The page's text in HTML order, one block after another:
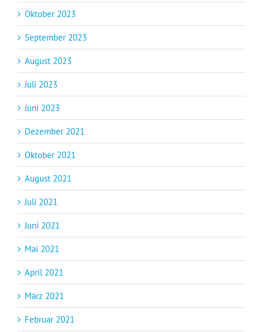
Oktober 2023
September 2023
August 2023
Juli 2023
Juni 2023
Dezember 2021
Oktober 2021
August 2021
Juli 2021
Juni 2021
Mai 2021
April 2021
März 2021
Februar 2021